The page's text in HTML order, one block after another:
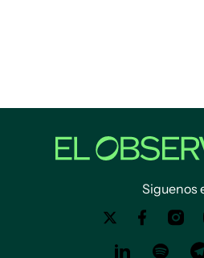
Siguenos